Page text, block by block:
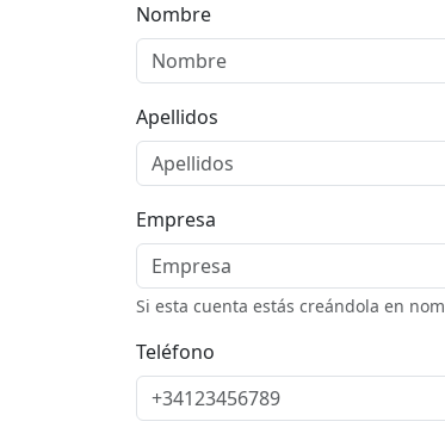
Nombre
Apellidos
Empresa
Si esta cuenta estás creándola en
Teléfono